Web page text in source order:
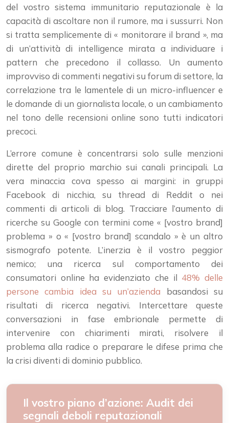
del vostro sistema immunitario reputazionale è la
capacità di ascoltare non il rumore, ma i sussurri. Non
si tratta semplicemente di « monitorare il brand », ma
di un’attività di intelligence mirata a individuare i
pattern che precedono il collasso. Un aumento
improvviso di commenti negativi su forum di settore, la
correlazione tra le lamentele di un micro-influencer e
le domande di un giornalista locale, o un cambiamento
nel tono delle recensioni online sono tutti indicatori
precoci.
L’errore comune è concentrarsi solo sulle menzioni
dirette del proprio marchio sui canali principali. La
vera minaccia cova spesso ai margini: in gruppi
Facebook di nicchia, su thread di Reddit o nei
commenti di articoli di blog. Tracciare l’aumento di
ricerche su Google con termini come « [vostro brand]
problema » o « [vostro brand] scandalo » è un altro
sismografo potente. L’inerzia è il vostro peggior
nemico; una ricerca sul comportamento dei
consumatori online ha evidenziato che il 48% delle
persone cambia idea su un’azienda basandosi su
risultati di ricerca negativi. Intercettare queste
conversazioni in fase embrionale permette di
intervenire con chiarimenti mirati, risolvere il
problema alla radice o preparare le difese prima che
la crisi diventi di dominio pubblico.
Il vostro piano d’azione: Audit dei
segnali deboli reputazionali